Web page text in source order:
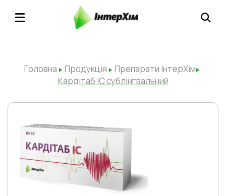
Головна Продукція
Препарати ІнтерХім
Кардітаб IC сублінгвальний